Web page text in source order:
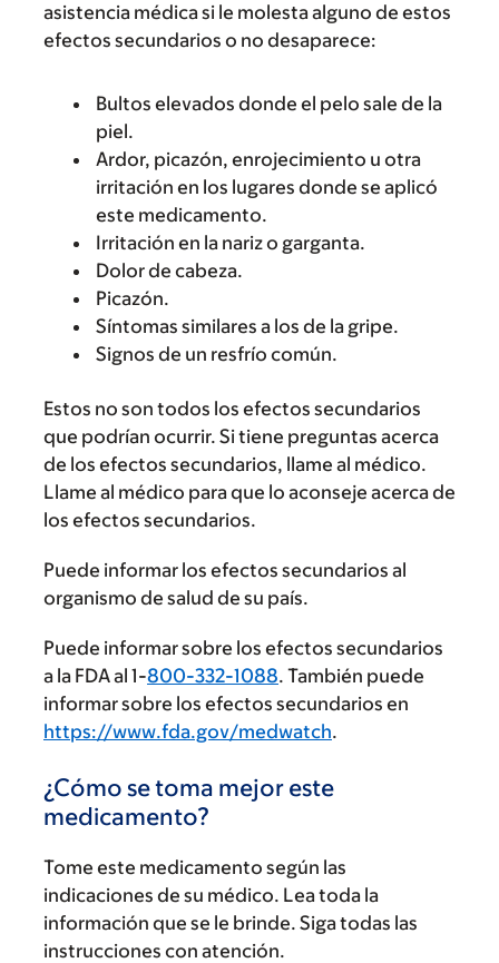
asistencia médica si le molesta alguno de estos
efectos secundarios o no desaparece:
Bultos elevados donde el pelo sale de la
piel.
Ardor, picazón, enrojecimiento u otra
irritación en los lugares donde se aplicó
este medicamento.
Irritación en la nariz o garganta.
Dolor de cabeza.
Picazón.
Síntomas similares a los de la gripe.
Signos de un resfrío común.
Estos no son todos los efectos secundarios
que podrían ocurrir. Si tiene preguntas acerca
de los efectos secundarios, llame al médico.
Llame al médico para que lo aconseje acerca de
los efectos secundarios.
Puede informar los efectos secundarios al
organismo de salud de su país.
Puede informar sobre los efectos secundarios
a la FDA al 1-800-332-1088. También puede
informar sobre los efectos secundarios en
https://www.fda.gov/medwatch.
¿Cómo se toma mejor este
medicamento?
Tome este medicamento según las
indicaciones de su médico. Lea toda la
información que se le brinde. Siga todas las
instrucciones con atención.